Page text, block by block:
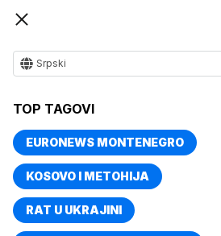
Srpski
TOP TAGOVI
EURONEWS MONTENEGRO
KOSOVO I METOHIJA
RAT U UKRAJINI
TOP TAGOVI
Naslovna Evropa